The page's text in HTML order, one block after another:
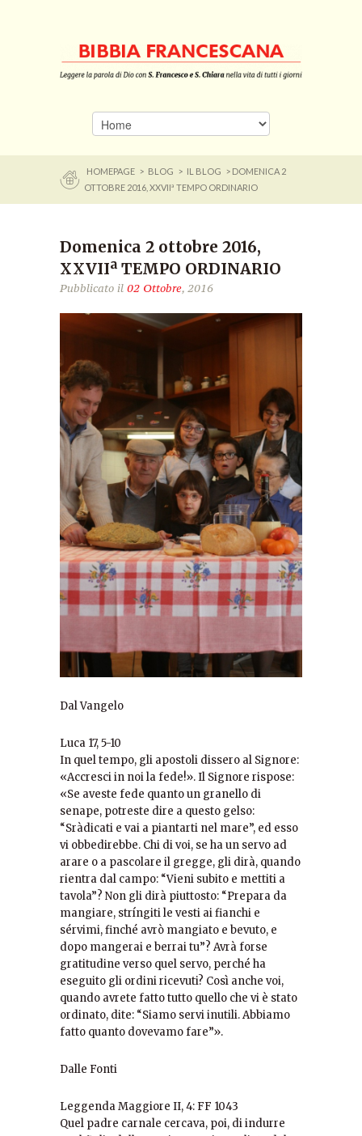
HOMEPAGE > BLOG > IL BLOG
> DOMENICA 2
OTTOBRE 2016, XXVIIª TEMPO ORDINARIO
Domenica 2 ottobre 2016,
XXVIIª TEMPO ORDINARIO
Pubblicato il 02 Ottobre, 2016
Dal Vangelo
Luca 17, 5-10
In quel tempo, gli apostoli dissero al Signore:
«Accresci in noi la fede!». Il Signore rispose:
«Se aveste fede quanto un granello di
senape, potreste dire a questo gelso:
“Sràdicati e vai a piantarti nel mare”, ed esso
vi obbedirebbe. Chi di voi, se ha un servo ad
arare o a pascolare il gregge, gli dirà, quando
rientra dal campo: “Vieni subito e mettiti a
tavola”? Non gli dirà piuttosto: “Prepara da
mangiare, stríngiti le vesti ai fianchi e
sérvimi, finché avrò mangiato e bevuto, e
dopo mangerai e berrai tu”? Avrà forse
gratitudine verso quel servo, perché ha
eseguito gli ordini ricevuti? Così anche voi,
quando avrete fatto tutto quello che vi è stato
ordinato, dite: “Siamo servi inutili. Abbiamo
fatto quanto dovevamo fare”».
Dalle Fonti
Leggenda Maggiore II, 4: FF 1043
Quel padre carnale cercava, poi, di indurre